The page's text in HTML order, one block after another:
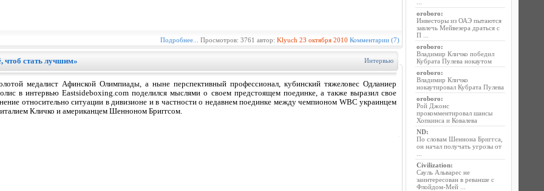
Подробнее... Просмотров: 3761 автор: Klyuch 23 октября 2010 Комментарии (7)
чтоб стать лучшим» Интервью
медалист Афинской Олимпиады, а ныне перспективный профессионал, кубинский тяжеловес Одланиер
в интервью Eastsideboxing.com поделился мыслями о своем предстоящем поединке, а также выразил свое
относительно ситуации в дивизионе и в частности о недавнем поединке между чемпионом WBC украинцем
Кличко и американцем Шенноном Бриггсом.
oroboro:
Инвесторы из ОАЭ пытаются
завлечь Мейвезера драться с
П ...
oroboro:
Владимир Кличко победил
Кубрата Пулева нокаутом
oroboro:
Владимир Кличко
нокаутировал Кубрата Пулева
oroboro:
Рой Джонс
прокомментировал шансы
Хопкинса и Ковалева
ND:
По словам Шеннона Бриггса,
он начал получать угрозы от
Civilization:
Сауль Альварес не
заинтересован в реванше с
Флойдом-Мей ...